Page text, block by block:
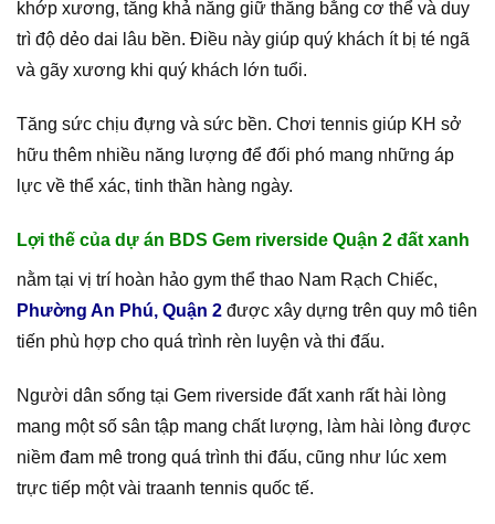
khớp xương, tăng khả năng giữ thăng bằng cơ thể và duy
trì độ dẻo dai lâu bền. Điều này giúp quý khách ít bị té ngã
và gãy xương khi quý khách lớn tuổi.
Tăng sức chịu đựng và sức bền. Chơi tennis giúp KH sở
hữu thêm nhiều năng lượng để đối phó mang những áp
lực về thể xác, tinh thần hàng ngày.
Lợi thế của dự án BDS Gem riverside Quận 2 đất xanh
nằm tại vị trí hoàn hảo gym thể thao Nam Rạch Chiếc,
Phường An Phú, Quận 2 được xây dựng trên quy mô tiên
tiến phù hợp cho quá trình rèn luyện và thi đấu.
Người dân sống tại Gem riverside đất xanh rất hài lòng
mang một số sân tập mang chất lượng, làm hài lòng được
niềm đam mê trong quá trình thi đấu, cũng như lúc xem
trực tiếp một vài traanh tennis quốc tế.